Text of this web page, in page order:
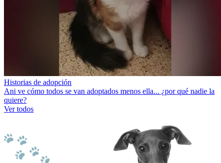
Historias de adopción
Ani ve cómo todos se van adoptados menos ella... ¿por qué nadie la
quiere?
Ver todos